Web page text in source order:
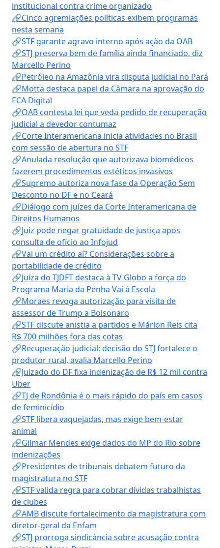
institucional contra crime organizado
🔗Cinco agremiações políticas exibem programas
nesta semana
🔗STF garante agravo interno após ação da OAB
🔗STJ preserva bem de família ainda financiado, diz
Marcello Perino
🔗Petróleo na Amazônia vira disputa judicial no Pará
🔗Motta destaca papel da Câmara na aprovação do
ECA Digital
🔗OAB contesta lei que veda pedido de recuperação
judicial a devedor contumaz
🔗Corte Interamericana inicia atividades no Brasil
com sessão de abertura no STF
🔗Anulada resolução que autorizava biomédicos
fazerem procedimentos estéticos invasivos
🔗Supremo autoriza nova fase da Operação Sem
Desconto no DF e no Ceará
🔗Diálogo com juízes da Corte Interamericana de
Direitos Humanos
🔗Juiz pode negar gratuidade de justiça após
consulta de ofício ao Infojud
🔗Vai um crédito aí? Considerações sobre a
portabilidade de crédito
🔗Juíza do TJDFT destaca à TV Globo a força do
Programa Maria da Penha Vai à Escola
🔗Moraes revoga autorização para visita de
assessor de Trump a Bolsonaro
🔗STF discute anistia a partidos e Márlon Reis cita
R$ 700 milhões fora das cotas
🔗Recuperação judicial: decisão do STJ fortalece o
produtor rural, avalia Marcello Perino
🔗Juizado do DF fixa indenização de R$ 12 mil contra
Uber
🔗TJ de Rondônia é o mais rápido do país em casos
de feminicídio
🔗STF libera vaquejadas, mas exige bem-estar
animal
🔗Gilmar Mendes exige dados do MP do Rio sobre
indenizações
🔗Presidentes de tribunais debatem futuro da
magistratura no STF
🔗STF valida regra para cobrar dívidas trabalhistas
de clubes
🔗AMB discute fortalecimento da magistratura com
diretor-geral da Enfam
🔗STJ prorroga sindicância sobre acusação contra